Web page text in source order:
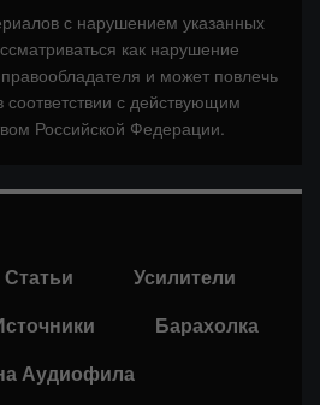
с нарушением указанных
как нарушение
и может повлечь
соответствии с действующим
Российской Федерации.
Статьи
Усилители
Барахолка
Аудиофила